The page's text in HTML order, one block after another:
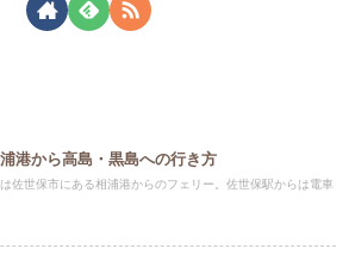
港から高島・黒島への行き方
佐世保市にある相浦港からのフェリー。佐世保駅からは電車